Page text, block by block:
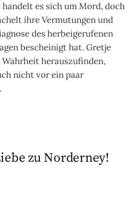
es sich um Mord, doch
ihre Vermutungen und
des herbeigerufenen
bescheinigt hat. Gretje
herauszufinden,
nicht vor ein paar
zu Norderney!